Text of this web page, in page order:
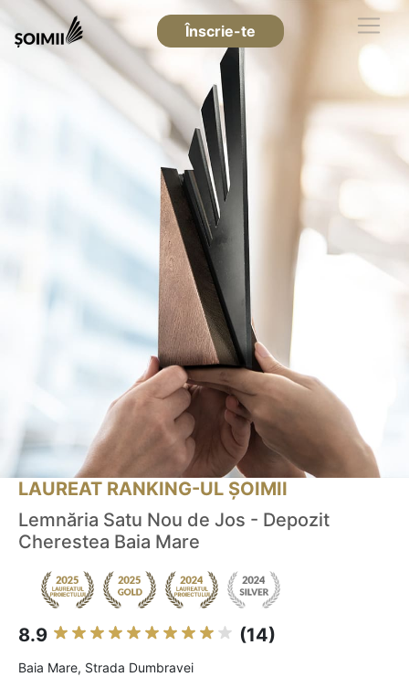
Înscrie-te
LAUREAT RANKING-UL ȘOIMII
Lemnăria Satu Nou de Jos - Depozit
Cherestea Baia Mare
8.9 (14)
Baia Mare, Strada Dumbravei